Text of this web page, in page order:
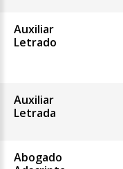
Auxiliar
Letrado
Auxiliar
Letrada
Abogado